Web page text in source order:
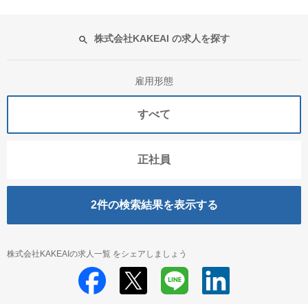
株式会社KAKEAI の求人を探す
雇用形態
すべて
正社員
2件の検索結果を表示する
株式会社KAKEAIの求人一覧 をシェアしましょう